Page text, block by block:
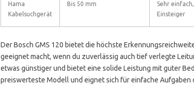
Hama
Kabelsuchgerät
Bis 50 mm
Sehr
Einsteiger
Der Bosch GMS 120 bietet die höchste
geeignet macht, wenn du zuverlässig auch tief verlegte
etwas günstiger und bietet eine solide Leistung mit guter
preiswerteste Modell und eignet sich für einfache Aufgaben